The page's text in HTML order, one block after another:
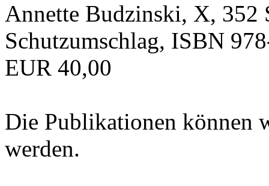
Annette Budzinski, X, 352
Schutzumschlag, ISBN
EUR 40,00
Die Publikationen können
werden.